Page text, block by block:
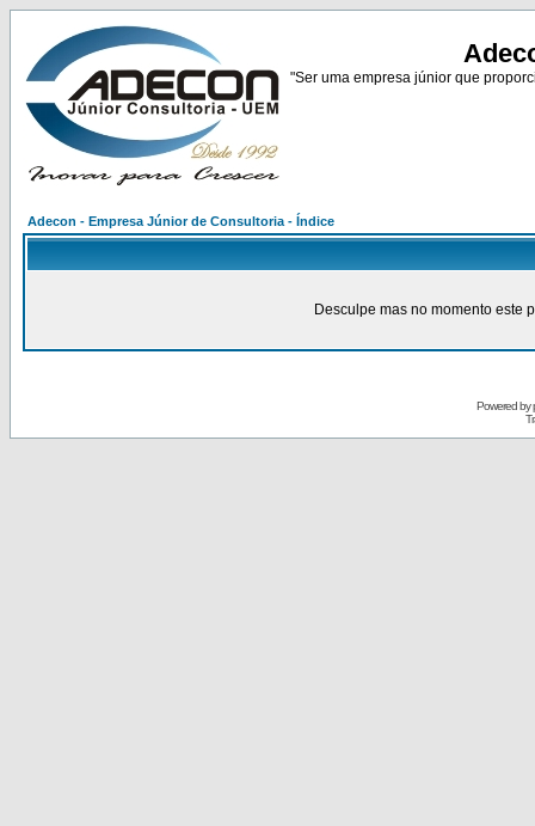
"Ser uma empresa júnior que
Adecon - Empresa Júnior de Consultoria - Índice
Desculpe mas no momento este
Powered by